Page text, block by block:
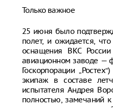
Только важное
25 июня было
полет, и ожидается,
оснащения ВКС
авиационном заводе —
Госкорпорации
экипаж в составе
испытателя Андрея
полностью, замечаний